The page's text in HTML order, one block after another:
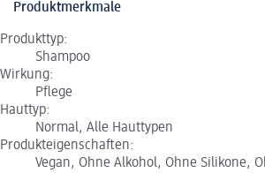
Produktmerkmale
Produkttyp:
Shampoo
Wirkung:
Pflege
Hauttyp:
Normal, Alle Hauttypen
Produkteigenschaften:
Vegan, Ohne Alkohol, Ohne Silikone,